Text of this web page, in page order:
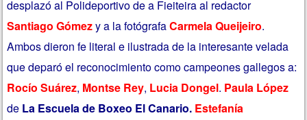
desplazó al Polideportivo de a Fieiteira al redactor
Santiago Gómezy a la fotógrafaCarmela Queijeiro.
Ambos dieron fe literal e ilustrada de la interesante velada
que deparó el reconocimiento como campeones gallegos a:
Rocío Suárez, Montse Rey, Lucia Dongel. Paula López
de La Escuela de Boxeo El Canario. Estefanía